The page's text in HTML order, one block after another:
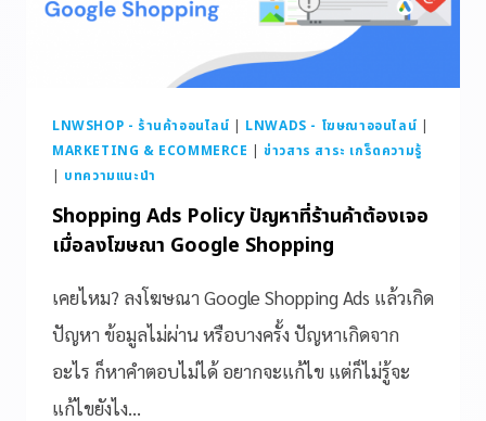
LNWSHOP - ร้านค้าออนไลน์ | LNWADS - โฆษณาออนไลน์ |
MARKETING & ECOMMERCE |ข่าวสาร สาระ เกร็ดความรู้
| บทความแนะนำ
Shopping Ads Policy ปัญหาที่ร้านค้าต้องเจอ
เมื่อลงโฆษณา Google Shopping
เคยไหม? ลงโฆษณา Google Shopping Ads แล้วเกิด
ปัญหา ข้อมูลไม่ผ่าน หรือบางครั้ง ปัญหาเกิดจาก
อะไร ก็หาคำตอบไม่ได้ อยากจะแก้ไข แต่ก็ไม่รู้จะ
แก้ไขยังไง…